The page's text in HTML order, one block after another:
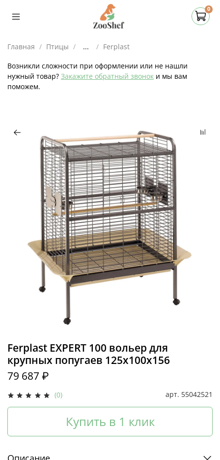
0
Главная Птицы ... Ferplast
Возникли сложности при оформлении или не нашли
нужный товар? Закажите обратный звонок и мы вам
поможем.
(0) арт. 55042521
Ferplast EXPERT 100 вольер для
крупных попугаев 125х100х156
79 687 ₽
Купить в 1 клик